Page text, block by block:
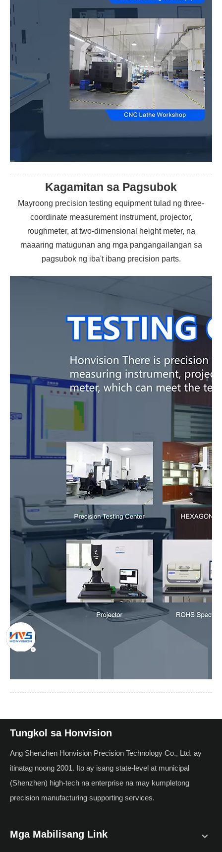
Kagamitan sa Pagsubok
Mayroong precision testing equipment tulad ng three-
coordinate measurement instrument, projector,
roughmeter, at two-dimensional height meter, na
maaaring matugunan ang mga pangangailangan sa
pagsubok ng iba't ibang precision parts.
Tungkol sa Honvision
Ang Shenzhen Honvision Precision Technology Co., Ltd. ay
itinatag noong 2001. Ito ay isang state-level at municipal
(Shenzhen) high-tech na enterprise na may kumpletong
precision manufacturing supporting services.
Mga Mabilisang Link